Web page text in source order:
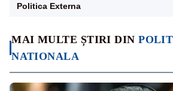
MAI MULTE ȘTIRI DIN
NATIONALA
Politica Externa